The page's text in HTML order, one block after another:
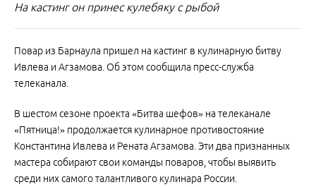
На кастинг он принес кулебяку с рыбой
Повар из Барнаула пришел на кастинг в кулинарную битву
Ивлева и Агзамова. Об этом сообщила пресс-служба
телеканала.
В шестом сезоне проекта «Битва шефов» на телеканале
«Пятница!» продолжается кулинарное противостояние
Константина Ивлева и Рената Агзамова. Эти два признанных
мастера собирают свои команды поваров, чтобы выявить
среди них самого талантливого кулинара России.